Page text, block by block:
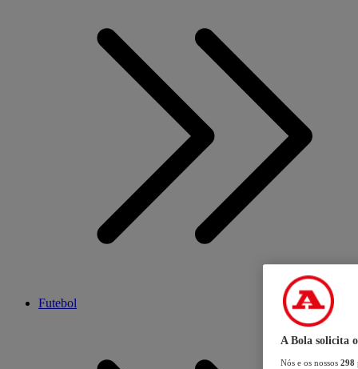
Futebol
A Bola solicita
Nós e os nossos 298